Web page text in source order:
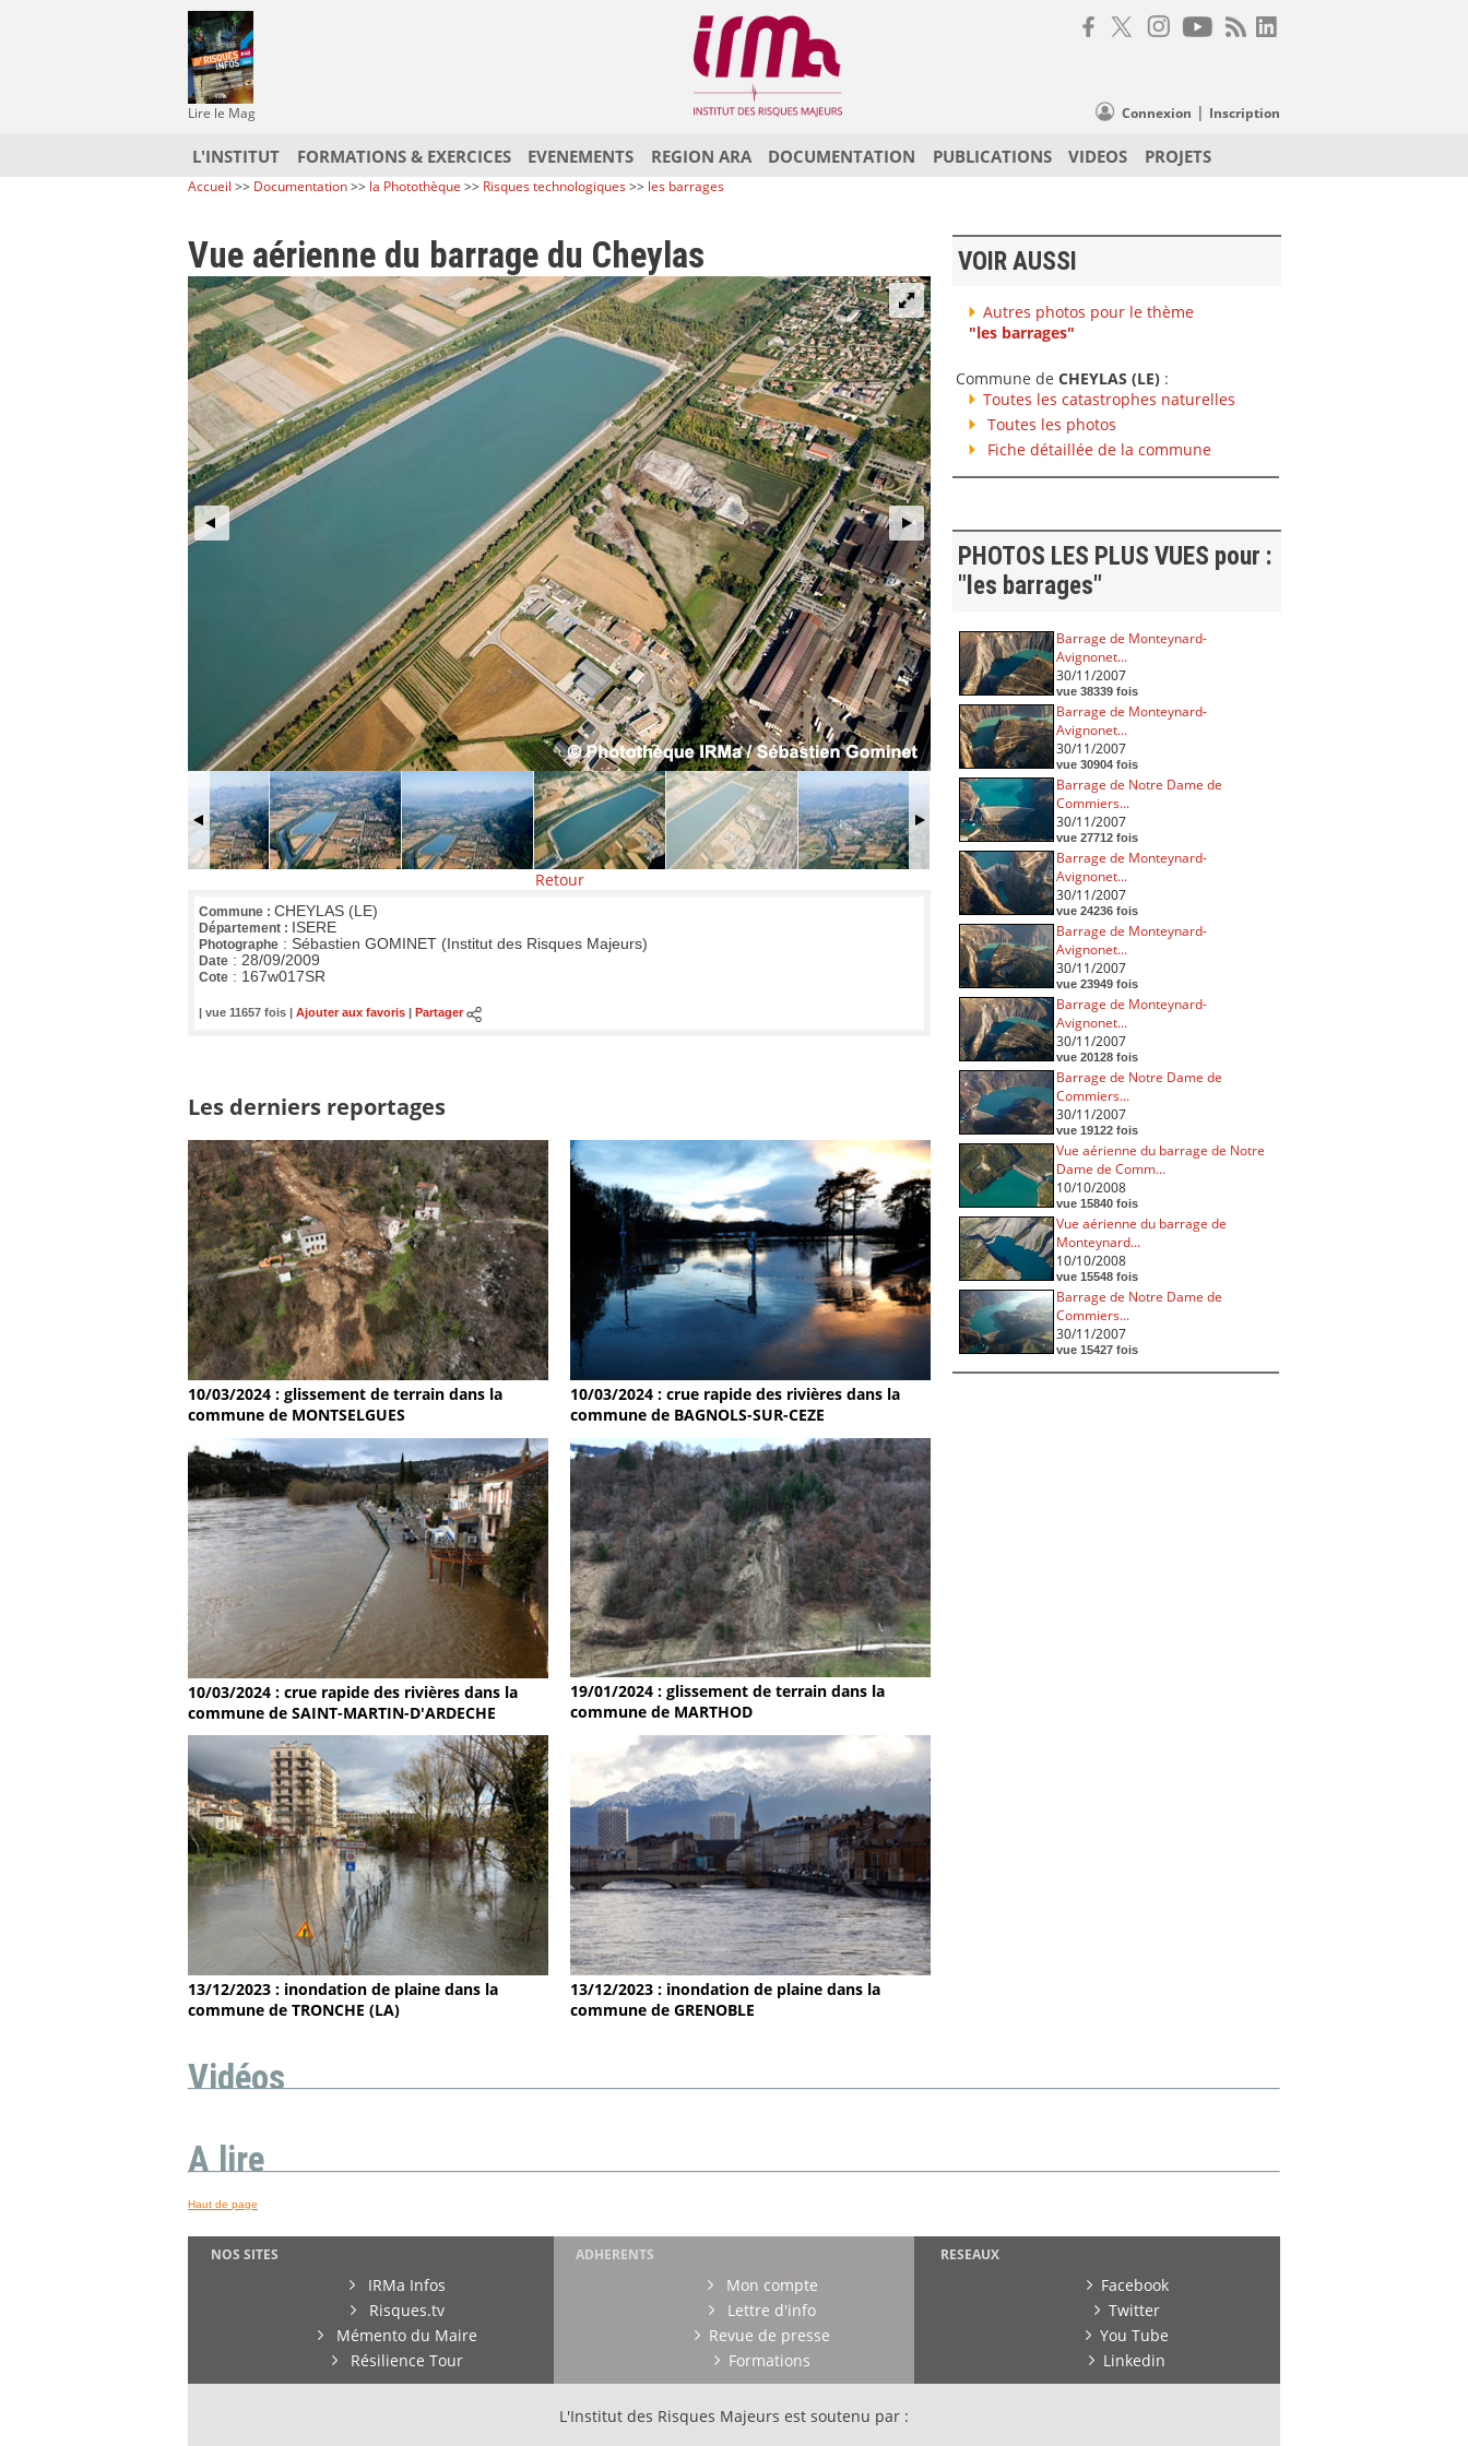
Lire le Mag Connexion | Inscription
L'INSTITUT FORMATIONS & EXERCICES EVENEMENTS REGION ARA DOCUMENTATION PUBLICATIONS VIDEOS PROJETS
Accueil >> Documentation>> la Photothèque >> Risques technologiques>> les barrages
Vue aérienne du barrage du Cheylas
Retour
Commune : CHEYLAS (LE)
Département : ISERE
Photographe : Sébastien GOMINET (Institut des Risques Majeurs)
Date : 28/09/2009
Cote : 167w017SR
| vue 11657 fois | Ajouter aux favoris Partager
Les derniers reportages
10/03/2024 : glissement de terrain dans la
commune de MONTSELGUES
10/03/2024 : crue rapide des rivières dans la
commune de BAGNOLS-SUR-CEZE
10/03/2024 : crue rapide des rivières dans la
commune de SAINT-MARTIN-D'ARDECHE
19/01/2024 : glissement de terrain dans la
commune de MARTHOD
13/12/2023 : inondation de plaine dans la
commune de TRONCHE (LA)
13/12/2023 : inondation de plaine dans la
commune de GRENOBLE
VOIR AUSSI
Autres photos pour le thème
"les barrages"
Commune de CHEYLAS (LE):
Toutes les catastrophes naturelles
Toutes les photos
Fiche détaillée de la commune
PHOTOS LES PLUS VUES pour :
"les barrages"
Barrage de Monteynard-
Avignonet...
30/11/2007
vue 38339 fois
Barrage de Monteynard-
Avignonet...
30/11/2007
vue 30904 fois
Barrage de Notre Dame de
Commiers...
30/11/2007
vue 27712 fois
Barrage de Monteynard-
Avignonet...
30/11/2007
vue 24236 fois
Barrage de Monteynard-
Avignonet...
30/11/2007
vue 23949 fois
Barrage de Monteynard-
Avignonet...
30/11/2007
vue 20128 fois
Barrage de Notre Dame de
Commiers...
30/11/2007
vue 19122 fois
Vue aérienne du barrage de Notre
Dame de Comm...
10/10/2008
vue 15840 fois
Vue aérienne du barrage de
Monteynard...
10/10/2008
vue 15548 fois
Barrage de Notre Dame de
Commiers...
30/11/2007
vue 15427 fois
Vidéos
A lire
Haut de page
NOS SITES
IRMa Infos
Risques.tv
Mémento du Maire
Résilience Tour
ADHERENTS
Mon compte
Lettre d'info
Revue de presse
Formations
RESEAUX
Facebook
Twitter
You Tube
Linkedin
L'Institut des Risques Majeurs est soutenu par :